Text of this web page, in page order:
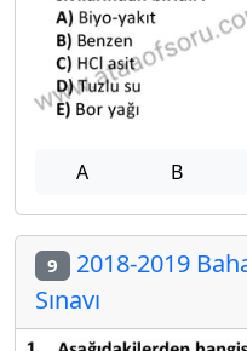
A B
9 2018-2019
Sınavı